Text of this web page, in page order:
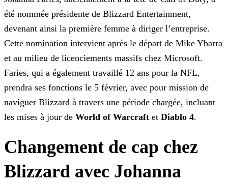
été nommée présidente de Blizzard Entertainment,
devenant ainsi la première femme à diriger l’entreprise.
Cette nomination intervient après le départ de Mike Ybarra
et au milieu de licenciements massifs chez Microsoft.
Faries, qui a également travaillé 12 ans pour la NFL,
prendra ses fonctions le 5 février, avec pour mission de
naviguer Blizzard à travers une période chargée, incluant
les mises à jour de World of Warcraft et Diablo 4.
Changement de cap chez
Blizzard avec Johanna